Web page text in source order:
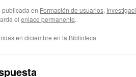
publicada en Formación de usuarios,
el enlace permanente.
en diciembre en la Biblioteca